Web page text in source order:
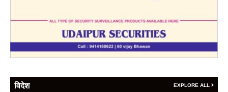
विदेश EXPLORE ALL